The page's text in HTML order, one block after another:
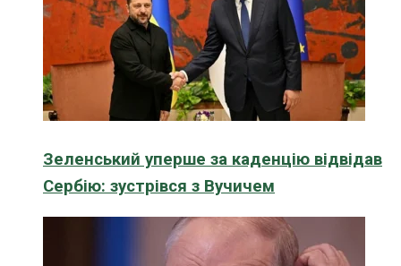
Зеленський уперше за каденцію відвідав
Сербію: зустрівся з Вучичем